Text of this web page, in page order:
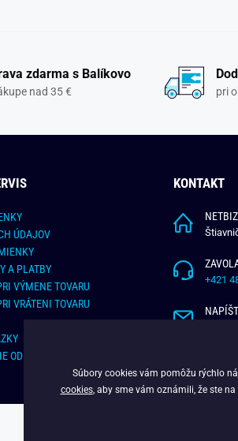
zdarma s Balíkovo
nad 35 € pri
ÚDAJOV
A PLATBY
VÝMENE TOVARU
VRÁTENI TOVARU
OD ZMLUVY
KONTAKT
+421
Súbory cookies vám pomôžu rýchlo
cookies, aby sme vám oznámili, že ste